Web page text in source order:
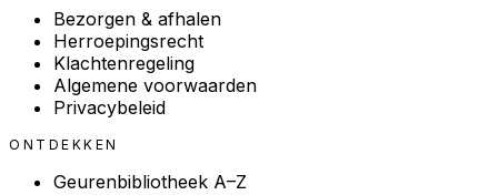
Bezorgen & afhalen
Herroepingsrecht
Klachtenregeling
Algemene voorwaarden
Privacybeleid
ONTDEKKEN
Geurenbibliotheek A–Z